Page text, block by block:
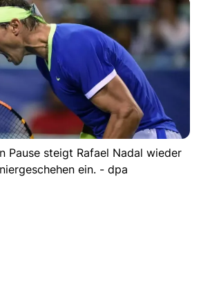
Pause steigt Rafael Nadal wieder
ein. - dpa